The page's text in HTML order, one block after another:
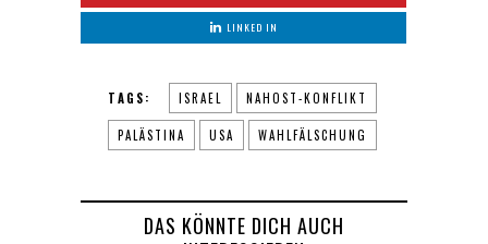
LINKED IN
TAGS: ISRAEL NAHOST-KONFLIKT
PALÄSTINA USA WAHLFÄLSCHUNG
DAS KÖNNTE DICH AUCH